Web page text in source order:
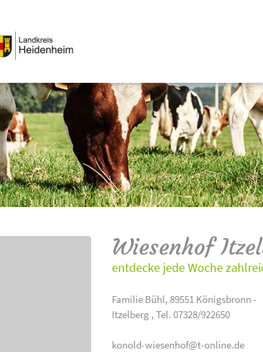
Wiesenhof
entdecke jede Woche
Familie Bühl, 89551 Königsbronn -
Itzelberg , Tel. 07328/922650
konold-wiesenhof@t-online.de